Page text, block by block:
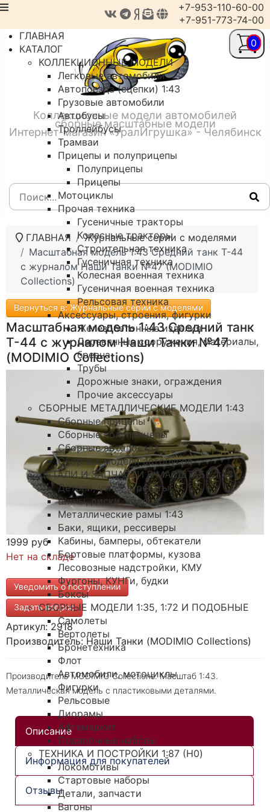
Коллекционные модели автомобилей
сборные масштабные модели
Интернет-магазин «УралИгрушка» - Челябинск
+7-953-110-60-00
+7-951-773-74-00
ГЛАВНАЯ
КАТАЛОГ
КОЛЛЕКЦИОННЫЕ МОДЕЛИ
Легковые автомобили
Автопоезда (сцепки) 1:43
Грузовые автомобили
Автобусы
Троллейбусы
Трамваи
Прицепы и полуприцепы
Полуприцепы
Прицепы
Мотоциклы
Прочая техника
Гусеничные тракторы
Колесные тракторы
Строительная техника
Гусеничная техника
Колесная военная техника
Гусеничная военная техника
Рельсовая техника
Аксессуары, строения, фигурки
Железобетонные изделия
Деревянные сооружения, материалы,
бревна
Трубы
Дорожные знаки, ограждения
Прочие аксессуары
СБОРНЫЕ МЕТАЛЛИЧЕСКИЕ МОДЕЛИ 1:43
Сборные прицепы
Сборные полуприцепы
Сборные автопоезда
Сборные модели автобусов
ДЕТАЛИ И ЗАПЧАСТИ В МАСШТАБЕ 1:43
Детали, узлы, агрегаты
Шины, диски, колеса
Металлические рамы 1:43
Баки, ящики, рессиверы
Кабины, бамперы, обтекатели
Бортовые платформы, кузова
Лесовозные надстройки, КМУ
Фургоны, КУНГи, будки
Боксы
СБОРНЫЕ МОДЕЛИ 1:35, 1:72 И ПОДОБНЫЕ
Самолеты
Вертолеты
Бронетехника
Флот
Автомобили, мотоциклы
Фигурки
Рельсовые
Диорамы
Афтемаркет
Подарочные наборы
ТЕХНИКА И ПОСТРОЙКИ 1:87 (H0)
Локомотивы
Стартовые наборы
Детали, запчасти
Вагоны
ГЛАВНАЯ
Журнальные серии с моделями
Масштабная модель 1:43 Средний танк Т-44
с журналом Наши Танки №47 (MODIMIO
Collections)
Вернуться в: Журнальные серии с моделями
Масштабная модель 1:43 Средний танк
Т-44 с журналом Наши Танки №47
(MODIMIO Collections)
1999 руб
Нет на складе
Уведомить о поступлении
Задать вопрос
Артикул: 2918
Производитель: Наши Танки (MODIMIO Collections)
Производитель MODIMIO Collections. Масштаб 1:43.
Металлическая модель с пластиковыми деталями.
Описание
Информация для покупателей
Отзывы
0